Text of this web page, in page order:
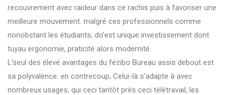
recouvrement avec raideur dans ce rachis puis à favoriser une
meilleure mouvement. malgré ces professionnels comme
nonobstant les étudiants, do’est unique investissement dont
tuyau ergonomie, praticité alors modernité.
L’seul des élevé avantages du fezibo Bureau assis debout est
sa polyvalence. en contrecoup, Celui-là s’adapte à avec
nombreux usages, qui ceci tantôt près ceci télétravail, les